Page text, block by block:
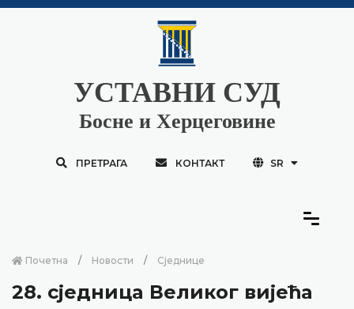
УСТАВНИ СУД
Босне и Херцеговине
ПРЕТРАГА КОНТАКТ SR
Почетна Новости Сједнице
28. сједницa Великог вијећа